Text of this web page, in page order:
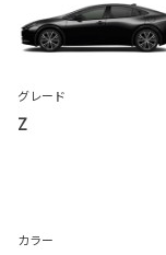
グレード
Z
カラー